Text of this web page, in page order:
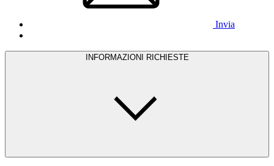
Invia
INFORMAZIONI RICHIESTE